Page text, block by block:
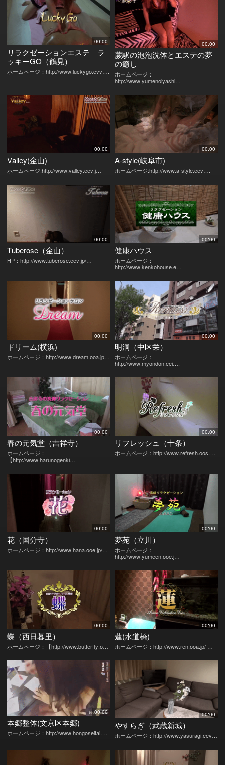
00:00
リラクゼーションエステ ラ
ッキーGO（鶴見）
ホームページ：http://www.luckygo.evv….
00:00
蕨駅の泡泡洗体とエステの夢
の癒し
ホームページ：
http://www.yumenoiyashi…
00:00
Valley(金山)
ホームページ:http://www.valley.eev.j…
00:00
A-style(岐阜市)
ホームページ:http://www.a-style.eev….
00:00
Tuberose（金山）
HP：http://www.tuberose.eev.jp/…
00:00
健康ハウス
ホームページ：
http://www.kenkohouse.e…
00:00
ドリーム(横浜)
ホームページ：http://www.dream.ooa.jp…
00:00
明洞（中区栄）
ホームページ：
http://www.myondon.eei….
00:00
春の元気堂（吉祥寺）
ホームページ：
【http://www.harunogenki…
00:00
リフレッシュ（十条）
ホームページ：http://www.refresh.oos….
00:00
花（国分寺）
ホームページ：http://www.hana.ooe.jp/…
00:00
夢苑（立川）
ホームページ：
http://www.yumeen.ooe.j…
00:00
蝶（西日暮里）
ホームページ：【http://www.butterfly.o…
00:00
蓮(水道橋)
ホームページ：http://www.ren.ooa.jp/ …
00:00
本郷整体(文京区本郷)
ホームページ：http://www.hongoseitai….
00:00
やすらぎ（武蔵新城）
ホームページ：http://www.yasuragi.eev…